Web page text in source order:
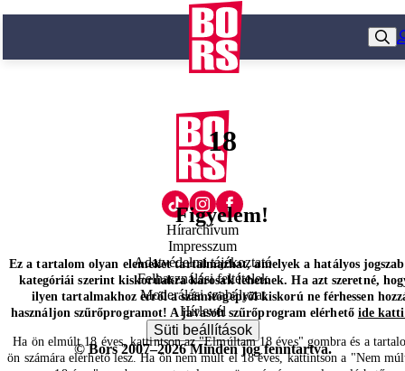
18
Figyelem!
Ez a tartalom olyan elemeket tartalmazhat, amelyek a hatályos
kategóriái szerint kiskorúakra károsak lehetnek. Ha azt szeretné,
ilyen tartalmakhoz erről a számítógépről kiskorú ne férhessen
használjon szűrőprogramot! A javasolt szűrőprogram elérhető ide
Ha ön elmúlt 18 éves, kattintson az "Elmúltam 18 éves" gombra és a
ön számára elérhető lesz. Ha ön nem múlt el 18 éves, kattintson a "Nem
Hírarchívum
Impresszum
Adatvédelmi tájékoztató
Felhasználási feltételek
Moderálási szabályzat
Hírlevél
Süti beállítások
© Bors 2007–2026 Minden jog fenntartva.